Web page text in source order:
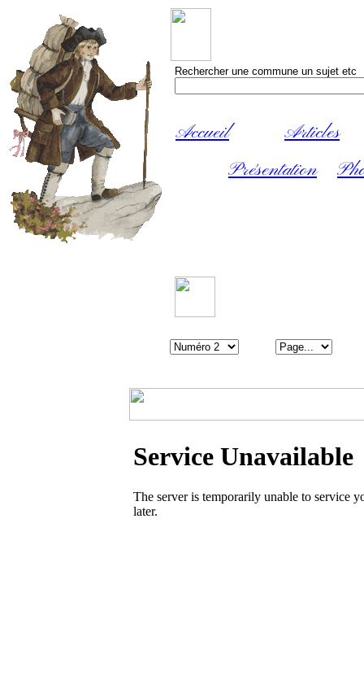
Rechercher une commune un sujet etc
Accueil
Articles
Présentation